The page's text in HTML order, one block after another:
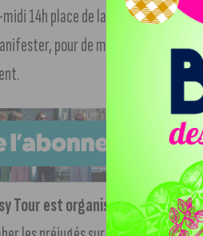
14h place de la Libération.
pour de meilleurs salaires
Tour est organisé aujourd’hui à